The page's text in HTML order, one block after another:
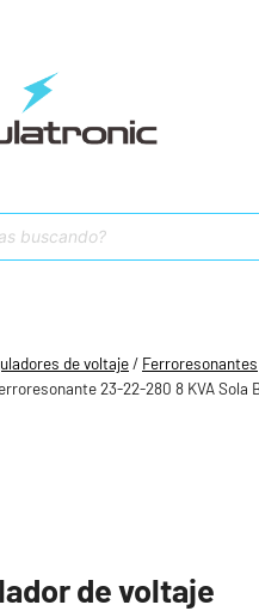
de voltaje/ Ferroresonantes
23-22-280 8 KVA Sola
de voltaje